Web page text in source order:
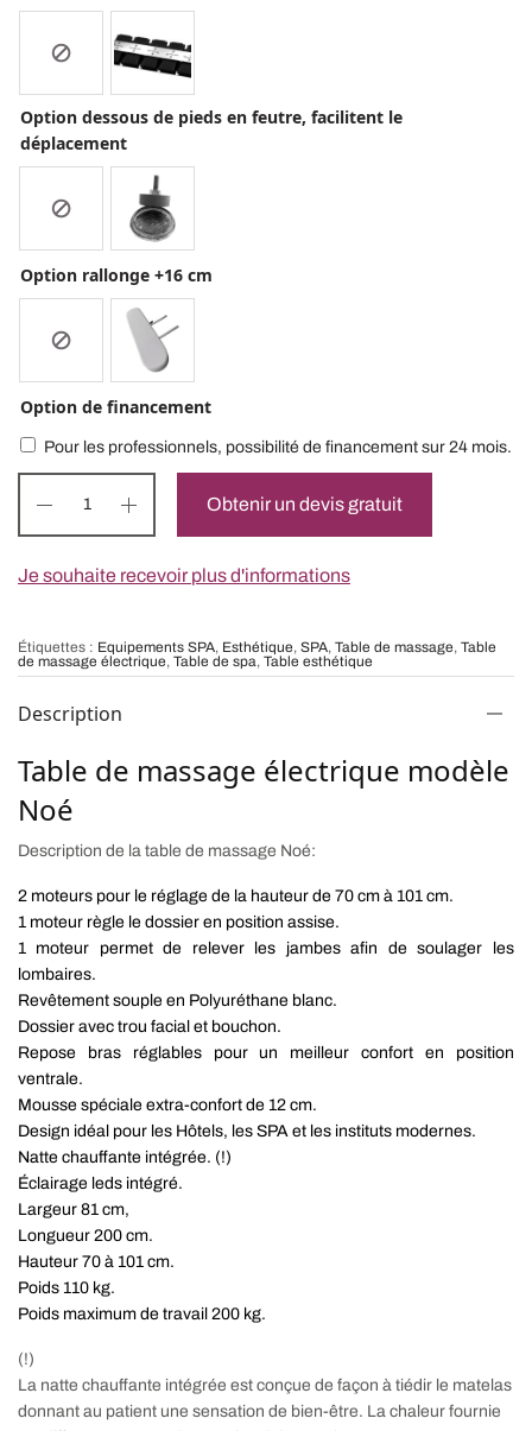
Option dessous de pieds en feutre, facilitent le
déplacement
Option rallonge +16 cm
Option de financement
Pour les professionnels, possibilité de financement sur 24 mois.
Obtenir un devis gratuit
Je souhaite recevoir plus d'informations
Étiquettes : Equipements SPA, Esthétique, SPA, Table de massage, Table
de massage électrique, Table de spa, Table esthétique
Description
Table de massage électrique modèle
Noé
Description de la table de massage Noé:
2 moteurs pour le réglage de la hauteur de 70 cm à 101 cm.
1 moteur règle le dossier en position assise.
1 moteur permet de relever les jambes afin de soulager les
lombaires.
Revêtement souple en Polyuréthane blanc.
Dossier avec trou facial et bouchon.
Repose bras réglables pour un meilleur confort en position
ventrale.
Mousse spéciale extra-confort de 12cm.
Design idéal pour les Hôtels, les SPA et les instituts modernes.
Natte chauffante intégrée. (!)
Éclairage leds intégré.
Largeur 81 cm,
Longueur 200 cm.
Hauteur 70 à 101 cm.
Poids 110 kg.
Poids maximum de travail 200 kg.
(!)
La natte chauffante intégrée est conçue de façon à tiédir le matelas
donnant au patient une sensation de bien-être. La chaleur fournie